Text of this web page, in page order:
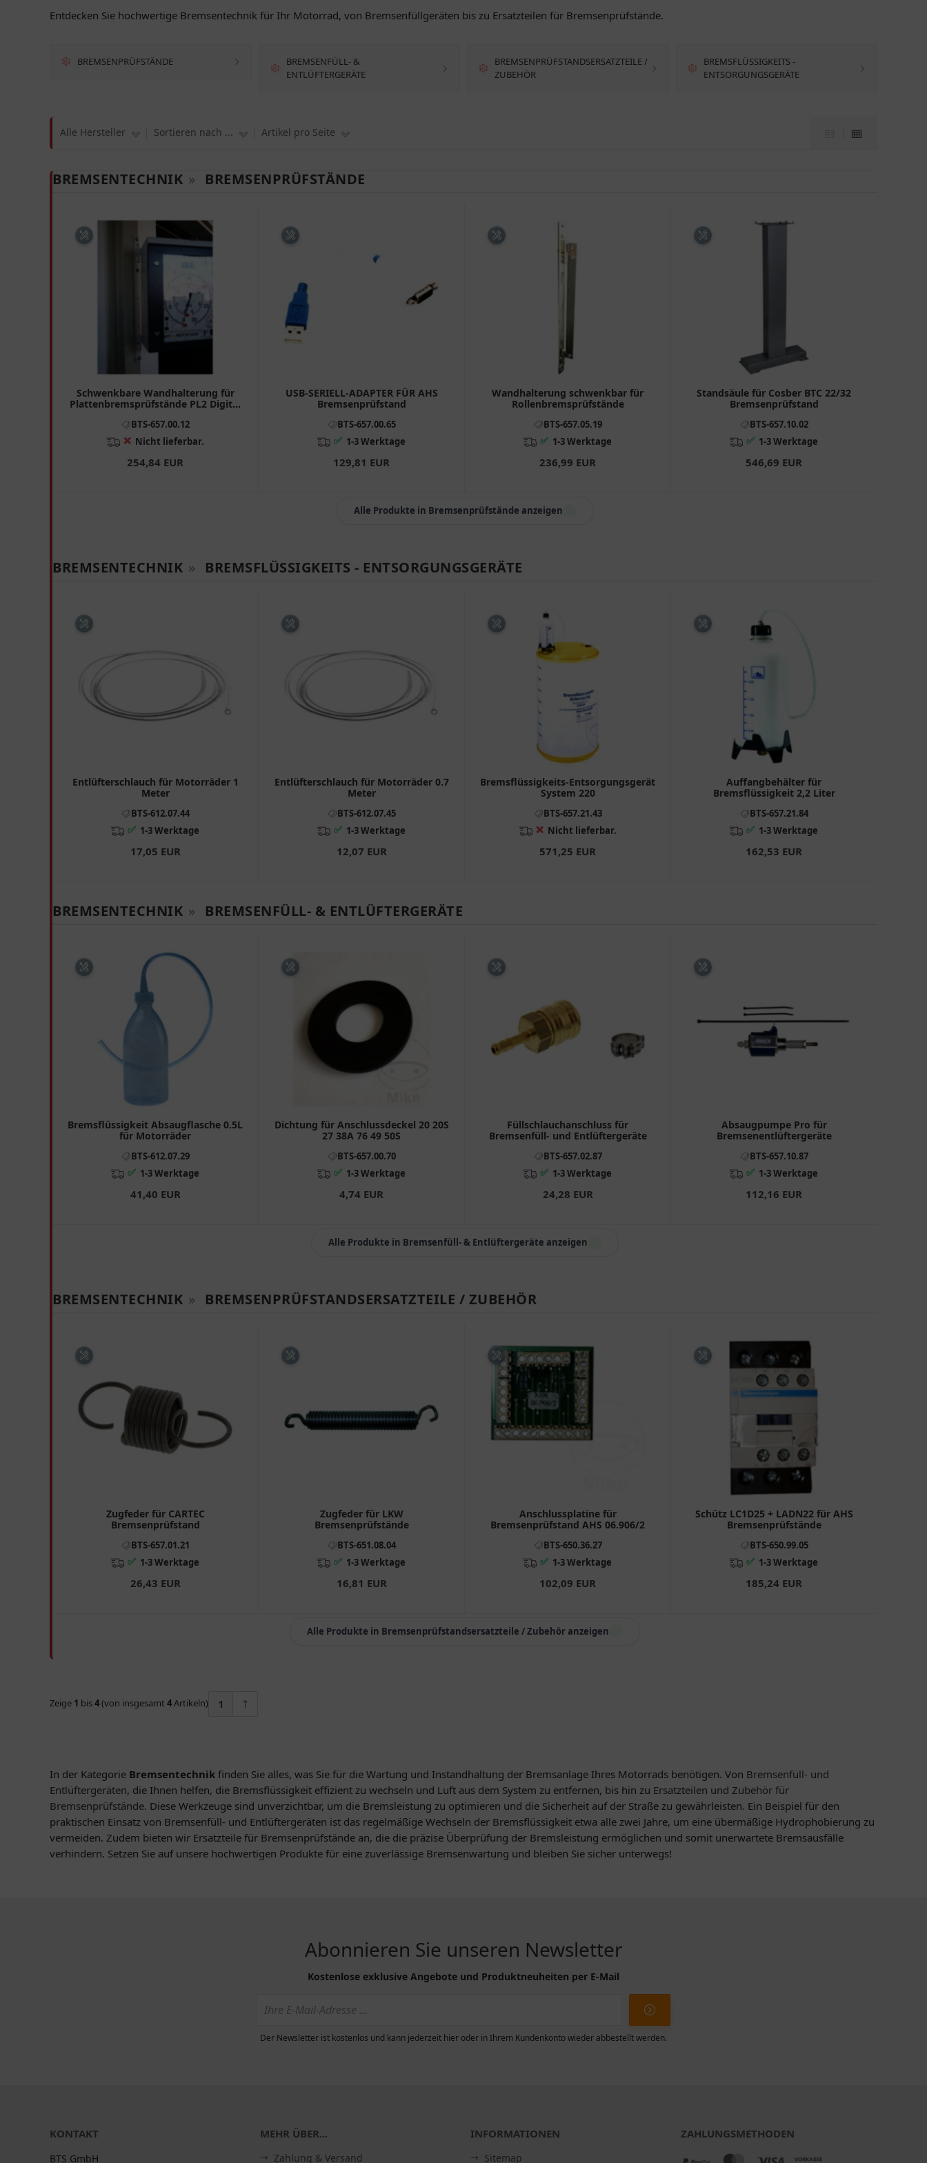
Entdecken Sie hochwertige Bremsentechnik für Ihr Motorrad, von Bremsenfüllgeräten bis zu Ersatzteilen für Bremsenprüfstände.
BREMSENPRÜFSTÄNDE
BREMSENFÜLL- &
ENTLÜFTERGERÄTE
BREMSENPRÜFSTANDSERSATZTEILE /
ZUBEHÖR
BREMSFLÜSSIGKEITS -
ENTSORGUNGSGERÄTE
Alle Hersteller Sortieren nach ... Artikel pro Seite
BREMSENTECHNIK » BREMSENPRÜFSTÄNDE
Schwenkbare Wandhalterung für
Plattenbremsprüfstände PL2 Digital
BTS-657.00.12
❌ Nicht lieferbar.
254,84 EUR
USB-SERIELL-ADAPTER FÜR AHS
Bremsenprüfstand
BTS-657.00.65
✅ 1-3 Werktage
129,81 EUR
Wandhalterung schwenkbar für
Rollenbremsprüfstände
BTS-657.05.19
✅ 1-3 Werktage
236,99 EUR
Standsäule für Cosber BTC 22/32
Bremsenprüfstand
BTS-657.10.02
✅ 1-3 Werktage
546,69 EUR
Alle Produkte in Bremsenprüfstände anzeigen
BREMSENTECHNIK » BREMSFLÜSSIGKEITS - ENTSORGUNGSGERÄTE
Entlüfterschlauch für Motorräder 1
Meter
BTS-612.07.44
✅ 1-3 Werktage
17,05 EUR
Entlüfterschlauch für Motorräder 0.7
Meter
BTS-612.07.45
✅ 1-3 Werktage
12,07 EUR
Bremsflüssigkeits-Entsorgungsgerät
System 220
BTS-657.21.43
❌ Nicht lieferbar.
571,25 EUR
Auffangbehälter für
Bremsflüssigkeit 2,2 Liter
BTS-657.21.84
✅ 1-3 Werktage
162,53 EUR
BREMSENTECHNIK » BREMSENFÜLL- & ENTLÜFTERGERÄTE
Bremsflüssigkeit Absaugflasche 0.5L
für Motorräder
BTS-612.07.29
✅ 1-3 Werktage
41,40 EUR
Dichtung für Anschlussdeckel 20 20S
27 38A 76 49 50S
BTS-657.00.70
✅ 1-3 Werktage
4,74 EUR
Füllschlauchanschluss für
Bremsenfüll- und Entlüftergeräte
BTS-657.02.87
✅ 1-3 Werktage
24,28 EUR
Absaugpumpe Pro für
Bremsenentlüftergeräte
BTS-657.10.87
✅ 1-3 Werktage
112,16 EUR
Alle Produkte in Bremsenfüll- & Entlüftergeräte anzeigen
BREMSENTECHNIK » BREMSENPRÜFSTANDSERSATZTEILE / ZUBEHÖR
Zugfeder für CARTEC
Bremsenprüfstand
BTS-657.01.21
✅ 1-3 Werktage
26,43 EUR
Zugfeder für LKW
Bremsenprüfstände
BTS-651.08.04
✅ 1-3 Werktage
16,81 EUR
Anschlussplatine für
Bremsenprüfstand AHS 06.906/2
BTS-650.36.27
✅ 1-3 Werktage
102,09 EUR
Schütz LC1D25 + LADN22 für AHS
Bremsenprüfstände
BTS-650.99.05
✅ 1-3 Werktage
185,24 EUR
Alle Produkte in Bremsenprüfstandsersatzteile / Zubehör anzeigen
Zeige 1 bis4(von insgesamt 4Artikeln) 1
In der Kategorie Bremsentechnik finden Sie alles, was Sie für die Wartung und Instandhaltung der Bremsanlage Ihres Motorrads benötigen. Von Bremsenfüll- und
Entlüftergeräten, die Ihnen helfen, die Bremsflüssigkeit effizient zu wechseln und Luft aus dem System zu entfernen, bis hin zu Ersatzteilen und Zubehör für
Bremsenprüfstände. Diese Werkzeuge sind unverzichtbar, um die Bremsleistung zu optimieren und die Sicherheit auf der Straße zu gewährleisten. Ein Beispiel für den
praktischen Einsatz von Bremsenfüll- und Entlüftergeräten ist das regelmäßige Wechseln der Bremsflüssigkeit etwa alle zwei Jahre, um eine übermäßige Hydrophobierung zu
vermeiden. Zudem bieten wir Ersatzteile für Bremsenprüfstände an, die die präzise Überprüfung der Bremsleistung ermöglichen und somit unerwartete Bremsausfälle
verhindern. Setzen Sie auf unsere hochwertigen Produkte für eine zuverlässige Bremsenwartung und bleiben Sie sicher unterwegs!
Abonnieren Sie unseren Newsletter
Kostenlose exklusive Angebote und Produktneuheiten per E-Mail
Der Newsletter ist kostenlos und kann jederzeit hier oder in Ihrem Kundenkonto wieder abbestellt werden.
KONTAKT
BTS GmbH
MEHR ÜBER...
Zahlung & Versand
INFORMATIONEN
Sitemap
ZAHLUNGSMETHODEN